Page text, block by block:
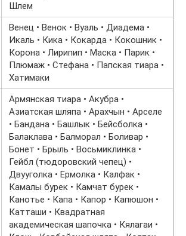
Шлем
Венец • Венок • Вуаль • Диадема •
Икаль • Кика • Кокарда • Кокошник •
Корона • Лирипип • Маска • Парик •
Плюмаж • Стефана • Папская тиара •
Хатимаки
Армянская тиара • Акубра •
Азиатская шляпа • Арахчын • Арселе
• Бандана • Башлык • Бейсболка •
Балаклава • Балморал • Боливар •
Бонет • Брыль • Восьмиклинка •
Гейбл (тюдоровский чепец) •
Двууголка • Ермолка • Калфак •
Камалы бурек • Камчат бурек •
Канотье • Капа • Капор • Капюшон •
Катташи • Квадратная
академическая шапочка • Кялагаи •